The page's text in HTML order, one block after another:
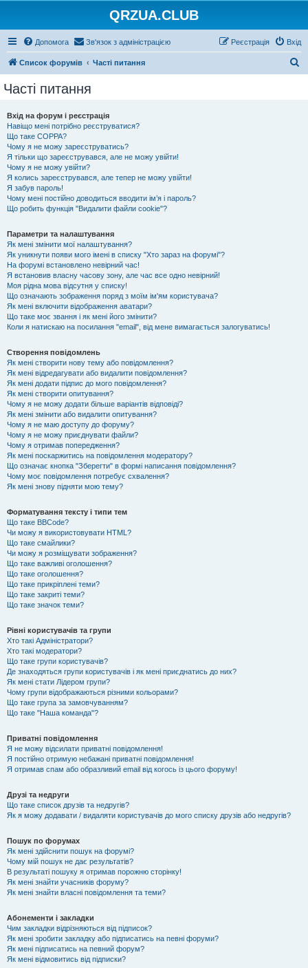
QRZUA.CLUB
Допомога Зв'язок з адміністрацією Вхід
Реєстрація
Список форумів Часті питання
Часті питання
Вхід на форум і реєстрація
Навіщо мені потрібно реєструватися?
Що таке COPPA?
Чому я не можу зареєструватись?
Я тільки що зареєструвався, але не можу увійти!
Чому я не можу увійти?
Я колись зареєструвався, але тепер не можу увійти!
Я забув пароль!
Чому мені постійно доводиться вводити ім’я і пароль?
Що робить функція "Видалити файли cookie"?
Параметри та налаштування
Як мені змінити мої налаштування?
Як уникнути появи мого імені в списку "Хто зараз на форумі"?
На форумі встановлено невірний час!
Я встановив власну часову зону, але час все одно невірний!
Моя рідна мова відсутня у списку!
Що означають зображення поряд з моїм ім'ям користувача?
Як мені включити відображення аватари?
Що таке моє звання і як мені його змінити?
Коли я натискаю на посилання "email", від мене вимагається залогуватись!
Створення повідомлень
Як мені створити нову тему або повідомлення?
Як мені відредагувати або видалити повідомлення?
Як мені додати підпис до мого повідомлення?
Як мені створити опитування?
Чому я не можу додати більше варіантів відповіді?
Як мені змінити або видалити опитування?
Чому я не маю доступу до форуму?
Чому я не можу приєднувати файли?
Чому я отримав попередження?
Як мені поскаржитись на повідомлення модератору?
Що означає кнопка "Зберегти" в формі написання повідомлення?
Чому моє повідомлення потребує схвалення?
Як мені знову підняти мою тему?
Форматування тексту і типи тем
Що таке BBCode?
Чи можу я використовувати HTML?
Що таке смайлики?
Чи можу я розміщувати зображення?
Що таке важливі оголошення?
Що таке оголошення?
Що таке прикріплені теми?
Що таке закриті теми?
Що таке значок теми?
Рівні користувачів та групи
Хто такі Адміністратори?
Хто такі модератори?
Що таке групи користувачів?
Де знаходяться групи користувачів і як мені приєднатись до них?
Як мені стати Лідером групи?
Чому групи відображаються різними кольорами?
Що таке група за замовчуванням?
Що таке "Наша команда"?
Приватні повідомлення
Я не можу відсилати приватні повідомлення!
Я постійно отримую небажані приватні повідомлення!
Я отримав спам або образливий email від когось із цього форуму!
Друзі та недруги
Що таке список друзів та недругів?
Як я можу додавати / видаляти користувачів до мого списку друзів або недругів?
Пошук по форумах
Як мені здійснити пошук на форумі?
Чому мій пошук не дає результатів?
В результаті пошуку я отримав порожню сторінку!
Як мені знайти учасників форуму?
Як мені знайти власні повідомлення та теми?
Абонементи і закладки
Чим закладки відрізняються від підписок?
Як мені зробити закладку або підписатись на певні форуми?
Як мені підписатись на певний форум?
Як мені відмовитись від підписки?